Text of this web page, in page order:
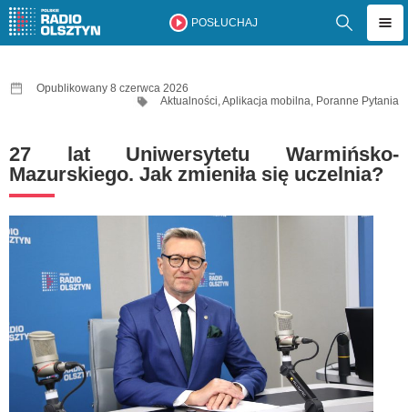
POSŁUCHAJ
Opublikowany 8 czerwca 2026
Aktualności,Aplikacja mobilna, Poranne Pytania
27 lat Uniwersytetu Warmińsko-
Mazurskiego. Jak zmieniła się uczelnia?